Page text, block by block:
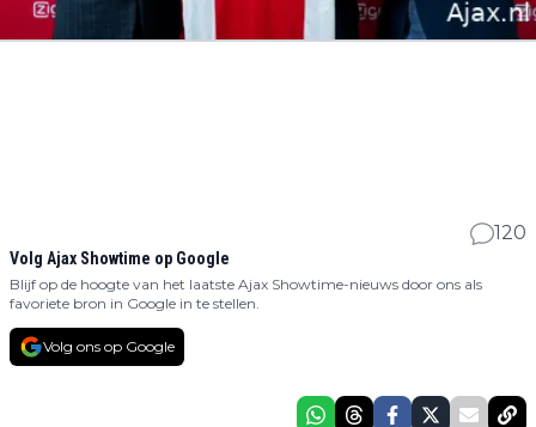
120
Volg Ajax Showtime op Google
Blijf op de hoogte van het laatste Ajax Showtime-nieuws door ons als
favoriete bron in Google in te stellen.
Volg ons op Google